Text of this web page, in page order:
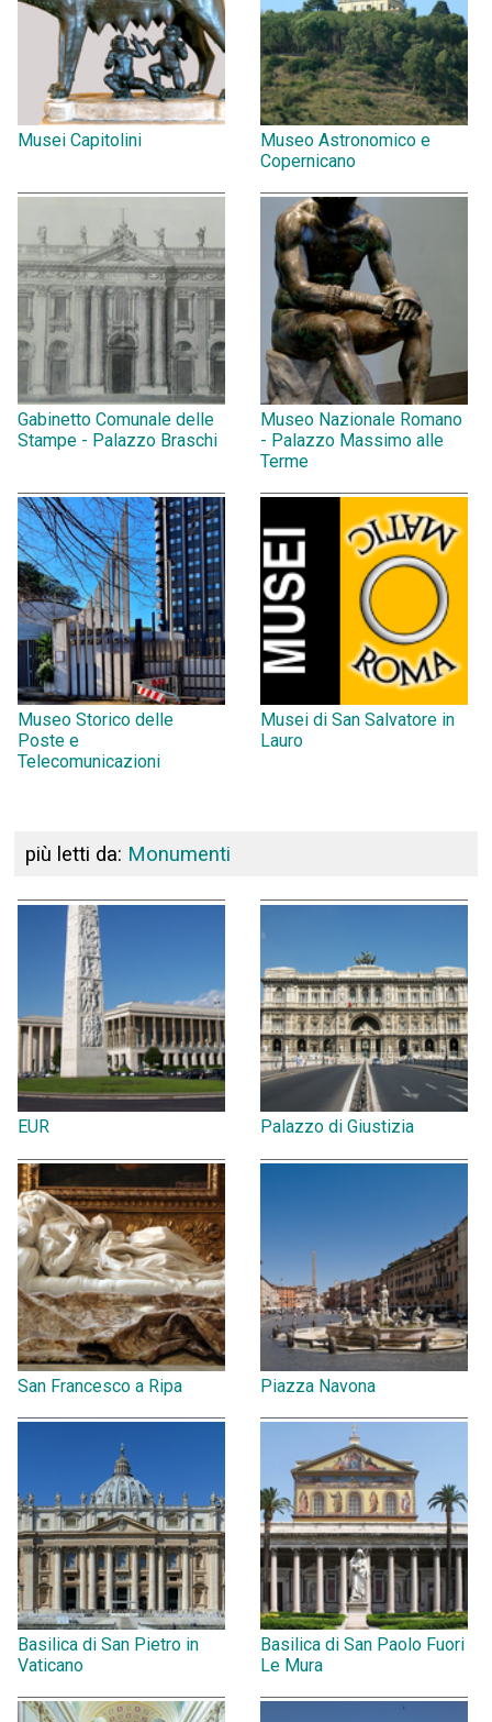
Musei Capitolini
Museo Astronomico e
Copernicano
Gabinetto Comunale delle
Stampe - Palazzo Braschi
Museo Nazionale Romano
- Palazzo Massimo alle
Terme
Museo Storico delle
Poste e
Telecomunicazioni
Musei di San Salvatore in
Lauro
più letti da: Monumenti
EUR Palazzo di Giustizia
San Francesco a Ripa Piazza Navona
Basilica di San Pietro in
Vaticano
Basilica di San Paolo Fuori
Le Mura